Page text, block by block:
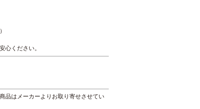
心ください。
品はメーカーよりお取り寄せさせてい